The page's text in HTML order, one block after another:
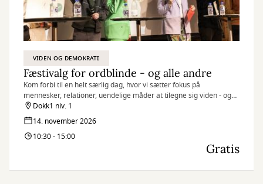
VIDEN OG DEMOKRATI
Fæstivalg for ordblinde - og alle andre
Kom forbi til en helt særlig dag, hvor vi sætter fokus på
mennesker, relationer, uendelige måder at tilegne sig viden - og
leve sit liv på.
Dokk1 niv. 1
14. november 2026
10:30 - 15:00
Gratis